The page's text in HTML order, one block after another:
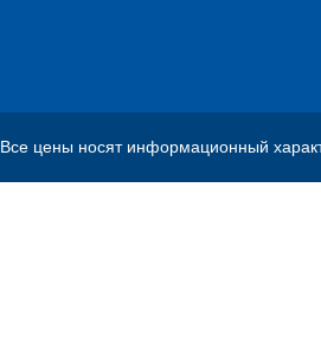
Все цены носят информационный